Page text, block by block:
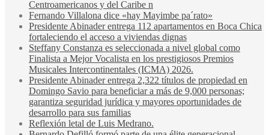
Centroamericanos y del Caribe n
Fernando Villalona dice «hay Mayimbe pa´rato»
Presidente Abinader entrega 112 apartamentos en Boca Chica
fortaleciendo el acceso a viviendas dignas
Steffany Constanza es seleccionada a nivel global como
Finalista a Mejor Vocalista en los prestigiosos Premios
Musicales Intercontinentales (ICMA) 2026.
Presidente Abinader entrega 2,322 títulos de propiedad en
Domingo Savio para beneficiar a más de 9,000 personas;
garantiza seguridad jurídica y mayores oportunidades de
desarrollo para sus familias
Reflexión letal de Luis Medrano.